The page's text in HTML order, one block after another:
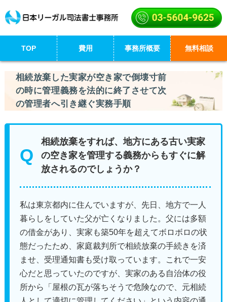
TOP 費用 事務所概要 無料相談
相続放棄した実家が空き家で倒壊寸前
の時に管理義務を法的に終了させて次
の管理者へ引き継ぐ実務手順
相続放棄をすれば、地方にある古い実家
の空き家を管理する義務からもすぐに解
放されるのでしょうか？
私は東京都内に住んでいますが、先日、地方で一人
暮らしをしていた父が亡くなりました。父には多額
の借金があり、実家も築50年を超えてボロボロの状
態だったため、家庭裁判所で相続放棄の手続きを済
ませ、受理通知書も受け取っています。これで一安
心だと思っていたのですが、実家のある自治体の役
所から「屋根の瓦が落ちそうで危険なので、元相続